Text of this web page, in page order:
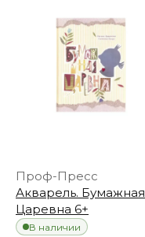
Проф-Пресс
Акварель. Бумажная
Царевна 6+
В наличии